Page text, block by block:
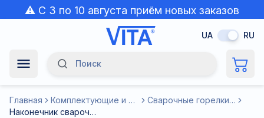
⚠️ С 3 по 10 августа приём новых заказов
приостановлен из-за жары.
UA RU
Поиск
Главная Комплектующие и расходные материалы к сварочному оборудованию
Сварочные горелки для полуавтоматов MIG/MAG
Наконечник сварочный Стандарт 1,0 мм E-Cu М6 D6мм/L25мм медь Т2 (М1) для горелки MIG/MAG сварочного полуавтомата VITA